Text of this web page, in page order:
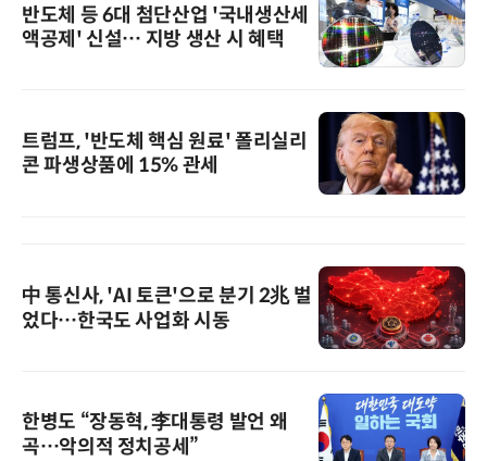
반도체 등 6대 첨단산업 '국내생산세
액공제' 신설… 지방 생산 시 혜택
트럼프, '반도체 핵심 원료' 폴리실리
콘 파생상품에 15% 관세
中 통신사, 'AI 토큰'으로 분기 2兆 벌
었다…한국도 사업화 시동
한병도 “장동혁, 李대통령 발언 왜
곡…악의적 정치공세”